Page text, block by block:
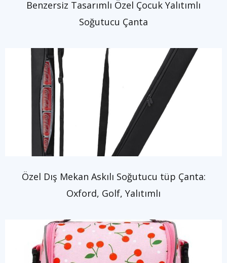
Benzersiz Tasarımlı Özel Çocuk Yalıtımlı
Soğutucu Çanta
Özel Dış Mekan Askılı Soğutucu tüp Çanta:
Oxford, Golf, Yalıtımlı